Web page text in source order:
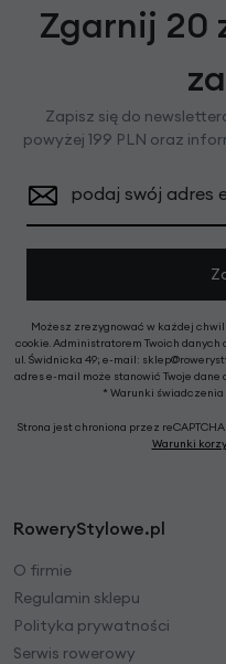
Zgarnij 20
Zapisz się do
powyżej 199 PLN oraz
podaj swój adres
Możesz zrezygnować w każdej
cookie. Administratorem Twoich danych
ul. Świdnicka 49; e-mail:
adres e-mail może stanowić Twoje dane
* Warunki
Strona jest chroniona przez
Warunki
RoweryStylowe.pl
O firmie
Regulamin sklepu
Polityka prywatności
Serwis rowerowy